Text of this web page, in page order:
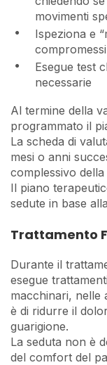
movimenti
Ispeziona e
compromessi
Esegue test
necessarie
Al termine della
programmato il
La scheda di
mesi o anni
complessivo della
Il piano
sedute in base
Trattamento
Durante il
esegue
macchinari, nelle
è di ridurre il
guarigione.
La seduta non è
del comfort del